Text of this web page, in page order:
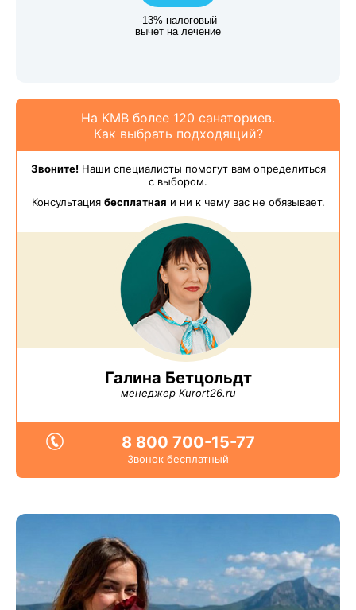
-13% налоговый
вычет на лечение
На КМВ более 120 санаториев.
Как выбрать подходящий?
Звоните!Наши специалисты помогут вам определиться
с выбором.
Консультация бесплатная и ни к чему вас не обязывает.
Галина Бетцольдт
менеджер Kurort26.ru
8 800 700-15-77
Звонок бесплатный